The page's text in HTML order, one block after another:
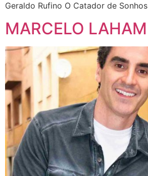
Geraldo Rufino O Catador de Sonhos
MARCELO LAHAM